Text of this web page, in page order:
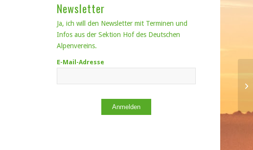
Newsletter
Ja, ich will den Newsletter mit Terminen und
Infos aus der Sektion Hof des Deutschen
Alpenvereins.
E-Mail-Adresse
Anmelden